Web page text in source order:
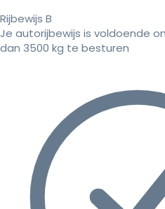
Rijbewijs B
Je autorijbewijs is voldoende
dan 3500 kg te besturen